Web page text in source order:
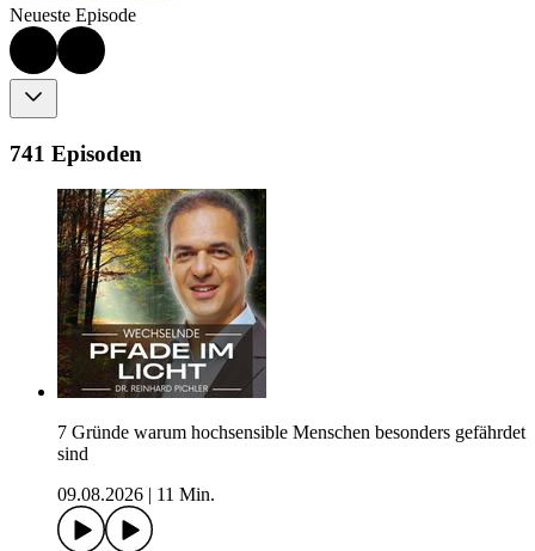
Neueste Episode
741 Episoden
7 Gründe warum hochsensible Menschen besonders gefährdet
sind
09.08.2026
11 Min.